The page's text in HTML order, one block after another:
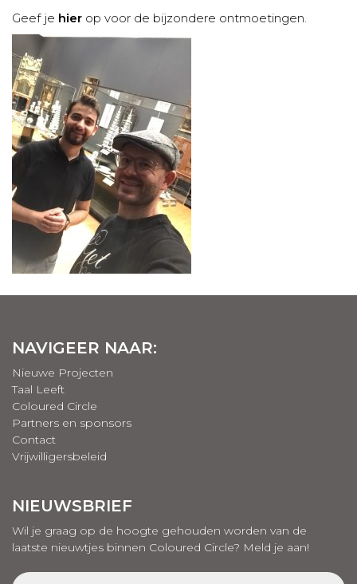
Geef je hier op voor de bijzondere ontmoetingen.
NAVIGEER NAAR:
Nieuwe Projecten
Taal Leeft
Coloured Circle
Partners en sponsors
Contact
Vrijwilligersbeleid
NIEUWSBRIEF
Wil je graag op de hoogte gehouden worden van de
laatste nieuwtjes binnen Coloured Circle? Meld je aan!